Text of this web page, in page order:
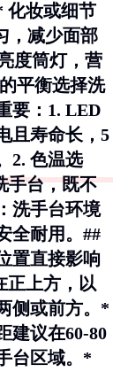
化妆或细节
，减少面部
度筒灯，营
平衡选择洗
要：1. LED
且寿命长，5
2. 色温选
手台，既不
洗手台环境
全耐用。##
置直接影响
正上方，以
侧或前方。*
建议在60-80
台区域。*